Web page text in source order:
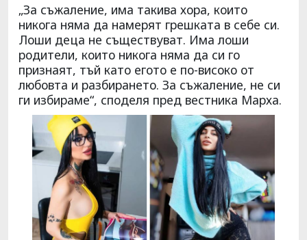
„За съжаление, има такива хора, които
никога няма да намерят грешката в себе си.
Лоши деца не съществуват. Има лоши
родители, които никога няма да си го
признаят, тъй като егото е по-високо от
любовта и разбирането. За съжаление, не си
ги избираме“, споделя пред вестника Марха.